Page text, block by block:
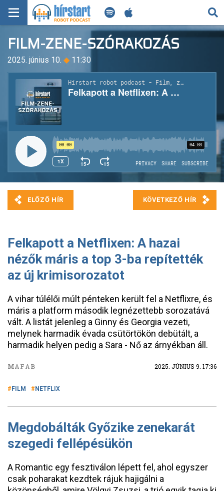
KERESÉS
KEZDŐLAP
FRISS HÍREK
TECH HÍREK
FILM-ZENE-SZÓRAKOZÁS
PLAYLIST
MI AZ A ROBOT PODCAST?
FILM-ZENE-SZÓRAKOZÁS
2025. június 10. ◆ 11:30
Felkapott a Netflixen: A hazai
nézők máris a top 3-ba repítették
az új krimisorozatot
A vihar túlélői múlt pénteken került fel a Netflixre, és
máris a platform második legnézettebb sorozatává
vált. A listát jelenleg a Ginny és Georgia vezeti,
melynek harmadik évada csütörtökön debütált, a
harmadik helyen pedig a Sara - Nő az árnyékban áll.
MAFAB 2025. JÚNIUS 9. 17:36
FILM NETFLIX
Megdobálták Győzike zenekarát
szegedi fellépésükön
A Romantic egy fesztiválon lépett fel, ahol egyszer
csak poharakat kezdtek rájuk hajigálni a